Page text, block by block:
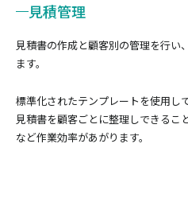
見積管理
見積書の作成と顧客別の管理を行い
ます。
標準化されたテンプレートを使用し
見積書を顧客ごとに整理しできるこ
など作業効率があがります。